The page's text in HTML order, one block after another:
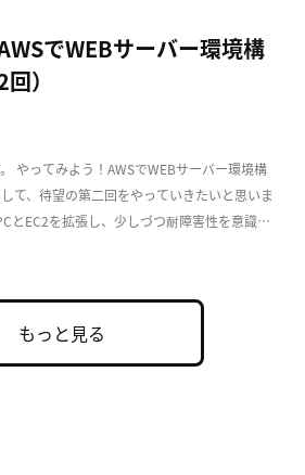
でWEBサーバー環境構
）
やってみよう！AWSでWEBサーバー環境構
て、待望の第二回をやっていきたいと思いま
とEC2を拡張し、少しづつ耐障害性を意識し
もっと見る